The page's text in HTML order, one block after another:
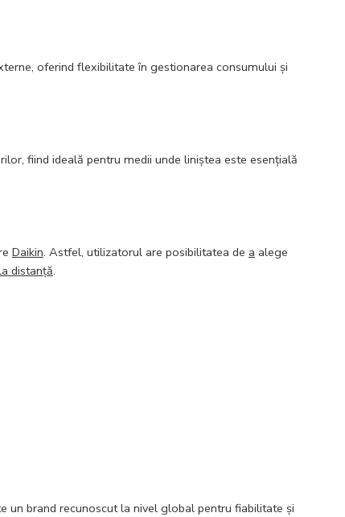
oferind flexibilitate în gestionarea consumului și
fiind ideală pentru medii unde liniștea este esențială
Daikin. Astfel, utilizatorul are posibilitatea de a alege
distanță.
un brand recunoscut la nivel global pentru fiabilitate și